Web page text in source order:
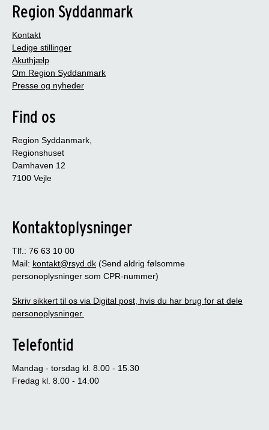
Region Syddanmark
Kontakt
Ledige stillinger
Akuthjælp
Om Region Syddanmark
Presse og nyheder
Find os
Region Syddanmark,
Regionshuset
Damhaven 12
7100 Vejle
Kontaktoplysninger
Tlf.: 76 63 10 00
Mail: kontakt@rsyd.dk (Send aldrig følsomme
personoplysninger som CPR-nummer)
Skriv sikkert til os via Digital post, hvis du har brug for at dele
personoplysninger.
Telefontid
Mandag - torsdag kl. 8.00 - 15.30
Fredag kl. 8.00 - 14.00